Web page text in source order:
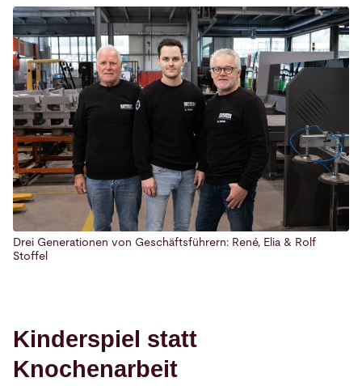
Drei Generationen von Geschäftsführern: René, Elia & Rolf
Stoffel
Kinderspiel statt
Knochenarbeit